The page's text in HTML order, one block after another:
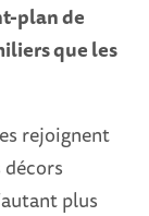
plan de
que les
rejoignent
plus